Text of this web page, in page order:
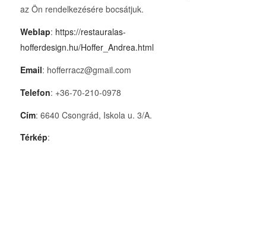
az Ön rendelkezésére bocsátjuk.
Weblap: https://restauralas-
hofferdesign.hu/Hoffer_Andrea.html
Email: hofferracz@gmail.com
Telefon: +36-70-210-0978
Cím: 6640 Csongrád, Iskola u. 3/A.
Térkép: